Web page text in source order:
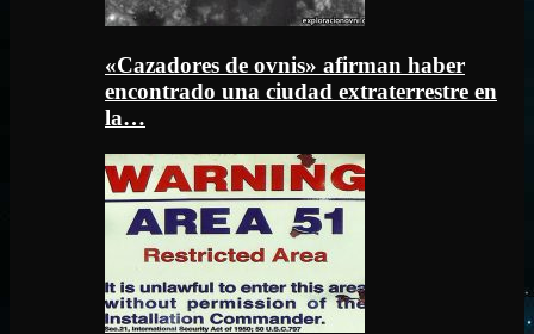
«Cazadores de ovnis» afirman haber
encontrado una ciudad extraterrestre en
la…